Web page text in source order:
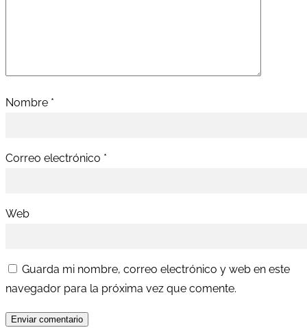
Nombre *
Correo electrónico *
Web
Guarda mi nombre, correo electrónico y web en este
navegador para la próxima vez que comente.
Enviar comentario